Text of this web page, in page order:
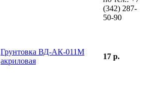
(342) 287-
50-90
Грунтовка ВД-АК-011М
акриловая
17 р.